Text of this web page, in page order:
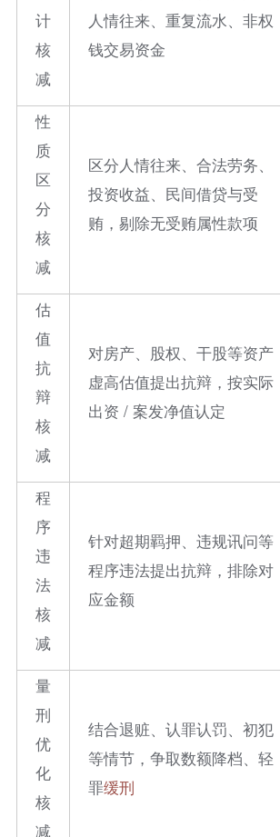
计
核
减
人情往来、重复流水、非权
钱交易资金
性
质
区
分
核
减
区分人情往来、合法劳务、
投资收益、民间借贷与受
贿，剔除无受贿属性款项
估
值
抗
辩
核
减
对房产、股权、干股等资产
虚高估值提出抗辩，按实际
出资 / 案发净值认定
程
序
违
法
核
减
针对超期羁押、违规讯问等
程序违法提出抗辩，排除对
应金额
量
刑
优
化
核
减
结合退赃、认罪认罚、初犯
等情节，争取数额降档、轻
罪缓刑